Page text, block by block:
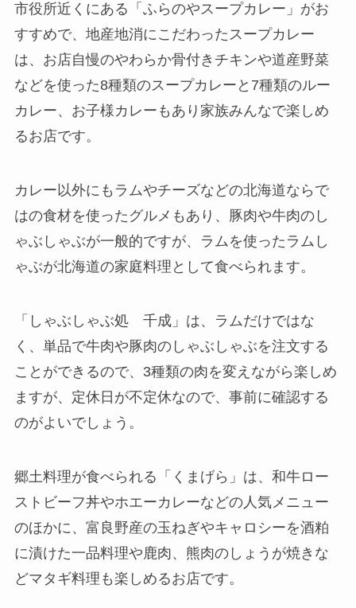
市役所近くにある「ふらのやスープカレー」がお
すすめで、 地産地消にこだわったスープカレー
は、お店自慢のやわらか骨付きチキンや道産野菜
などを使った8種類のスープカレーと7種類のルー
カレー、お子様カレーもあり家族みんなで楽しめ
るお店です。
カレー以外にもラムやチーズなどの北海道ならで
はの食材を使ったグルメもあり、豚肉や牛肉のし
ゃぶしゃぶが一般的ですが、ラムを使ったラムし
ゃぶが北海道の家庭料理として食べられます。
「しゃぶしゃぶ処 千成」は、ラムだけではな
く、単品で牛肉や豚肉のしゃぶしゃぶを注文する
ことができるので、3種類の肉を変えながら楽しめ
ますが、定休日が不定休なので、事前に確認する
のがよいでしょう。
郷土料理が食べられる「くまげら」は、和牛ロー
ストビーフ丼やホエーカレーなどの人気メニュー
のほかに、富良野産の玉ねぎやキャロシーを酒粕
に漬けた一品料理や鹿肉、熊肉のしょうが焼きな
どマタギ料理も楽しめるお店です。